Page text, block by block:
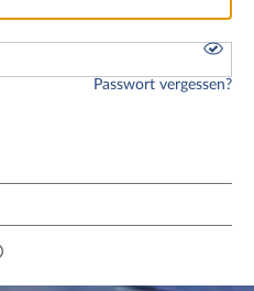
Passwort vergessen?